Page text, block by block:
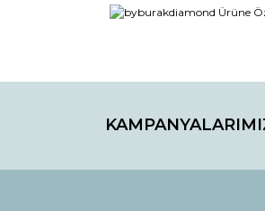
Görüş ve önerileriniz
Ürün resmi kalitesiz,